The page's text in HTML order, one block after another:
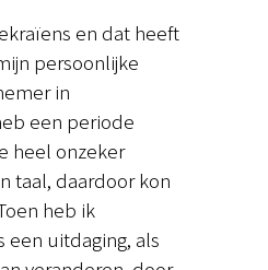
en dat heeft
persoonlijke
in
een periode
heel onzeker
taal, daardoor kon
heb ik
een uitdaging, als